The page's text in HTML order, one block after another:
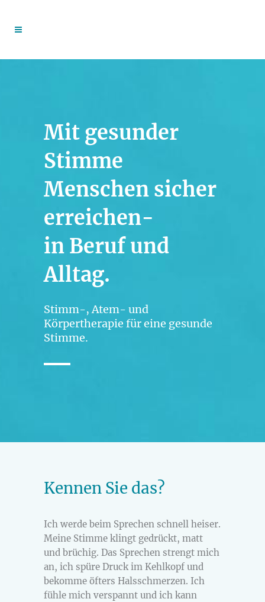
Mit gesunder
Stimme
Menschen sicher
erreichen-
in Beruf und
Alltag.
Stimm-, Atem- und
Körpertherapie für eine gesunde
Stimme.
Kennen Sie das?
Ich werde beim Sprechen schnell heiser.
Meine Stimme klingt gedrückt, matt
und brüchig. Das Sprechen strengt mich
an, ich spüre Druck im Kehlkopf und
bekomme öfters Halsschmerzen. Ich
fühle mich verspannt und ich kann